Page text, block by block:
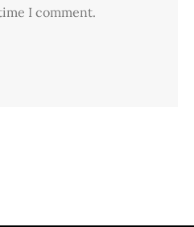
I comment.